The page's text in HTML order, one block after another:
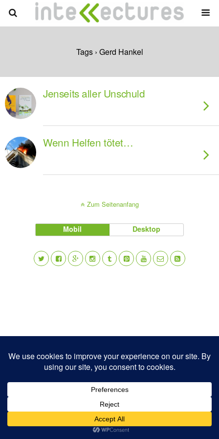
Tags › Gerd Hankel
Jenseits aller Unschuld
Wenn Helfen tötet…
Zum Seitenanfang
Mobil Desktop